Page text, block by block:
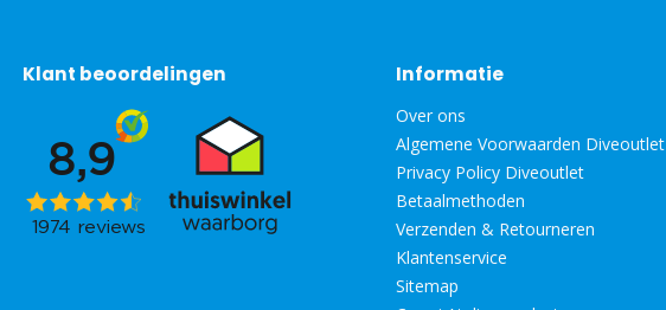
Klant beoordelingen Informatie
Over ons
Algemene Voorwaarden Diveoutlet
Privacy Policy Diveoutlet
Betaalmethoden
Verzenden & Retourneren
Klantenservice
Sitemap